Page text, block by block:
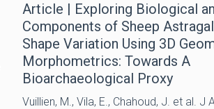
Article | Exploring Biological
Components of Sheep
Shape Variation Using 3D
Morphometrics: Towards A
Bioarchaeological Proxy
Vuillien, M., Vila, E., Chahoud, J. et al. J